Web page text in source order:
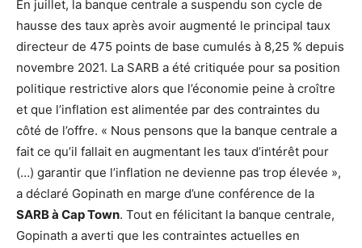
En juillet, la banque centrale a suspendu son cycle de
hausse des taux après avoir augmenté le principal taux
directeur de 475 points de base cumulés à 8,25 % depuis
novembre 2021. La SARB a été critiquée pour sa position
politique restrictive alors que l’économie peine à croître
et que l’inflation est alimentée par des contraintes du
côté de l’offre. « Nous pensons que la banque centrale a
fait ce qu’il fallait en augmentant les taux d’intérêt pour
(…) garantir que l’inflation ne devienne pas trop élevée »,
a déclaré Gopinath en marge d’une conférence de la
SARB à Cap Town. Tout en félicitant la banque centrale,
Gopinath a averti que les contraintes actuelles en